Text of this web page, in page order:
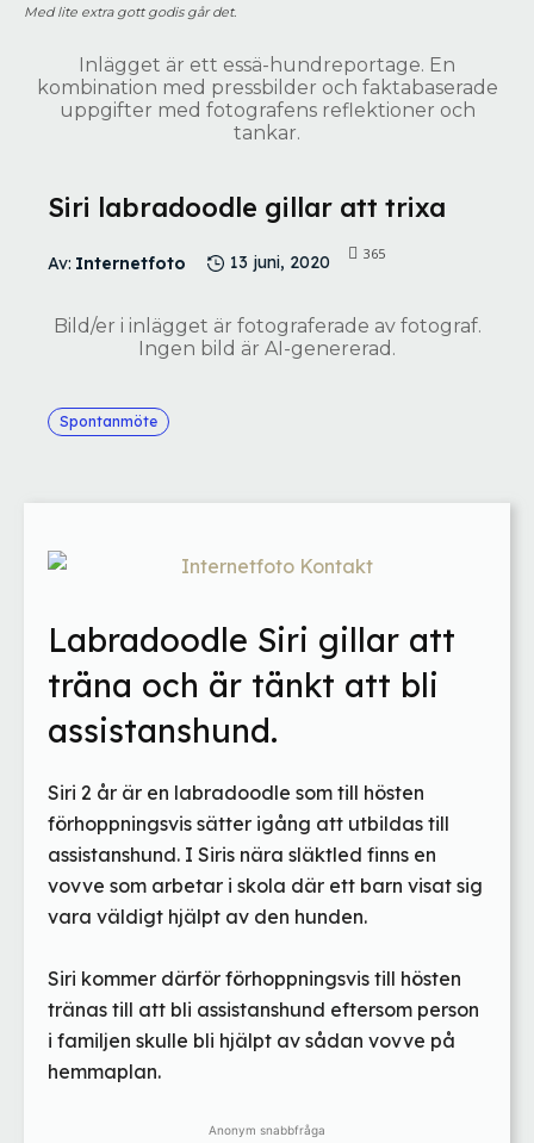
Med lite extra gott godis går det.
Inlägget är ett essä-hundreportage. En
kombination med pressbilder och faktabaserade
uppgifter med fotografens reflektioner och
tankar.
Siri labradoodle gillar att trixa
Av: Internetfoto 13 juni, 2020 365
Bild/er i inlägget är fotograferade av fotograf.
Ingen bild är AI-genererad.
Spontanmöte
Labradoodle Siri gillar att
träna och är tänkt att bli
assistanshund.
Siri 2 år är en labradoodle som till hösten
förhoppningsvis sätter igång att utbildas till
assistanshund. I Siris nära släktled finns en
vovve som arbetar i skola där ett barn visat sig
vara väldigt hjälpt av den hunden.
Siri kommer därför förhoppningsvis till hösten
tränas till att bli assistanshund eftersom person
i familjen skulle bli hjälpt av sådan vovve på
hemmaplan.
Anonym snabbfråga